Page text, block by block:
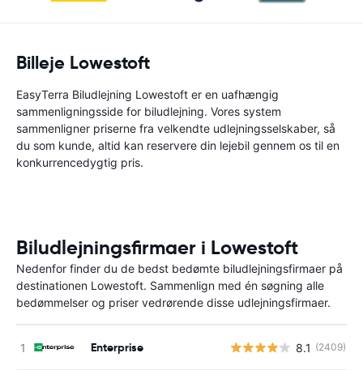
Billeje Lowestoft
EasyTerra Biludlejning Lowestoft er en uafhængig
sammenligningsside for biludlejning. Vores system
sammenligner priserne fra velkendte udlejningsselskaber, så
du som kunde, altid kan reservere din lejebil gennem os til en
konkurrencedygtig pris.
Biludlejningsfirmaer i Lowestoft
Nedenfor finder du de bedst bedømte biludlejningsfirmaer på
destinationen Lowestoft. Sammenlign med én søgning alle
bedømmelser og priser vedrørende disse udlejningsfirmaer.
Enterprise 8.1 (2409)